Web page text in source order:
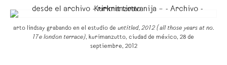
arto lindsay grabando en el estudio de untitled, 2012 (all those years at no.
17e london terrace), kurimanzutto, ciudad de méxico, 28 de
septiembre, 2012